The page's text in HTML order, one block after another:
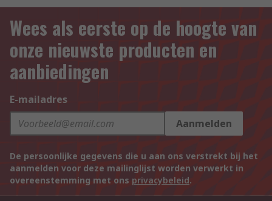
Wees als eerste op de hoogte van
onze nieuwste producten en
aanbiedingen
E-mailadres
Aanmelden
De persoonlijke gegevens die u aan ons verstrekt bij het
aanmelden voor deze mailinglijst worden verwerkt in
overeenstemming met ons privacybeleid.